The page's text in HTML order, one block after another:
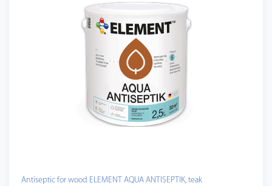
Antiseptic for wood ELEMENT AQUA ANTISEPTIK, teak